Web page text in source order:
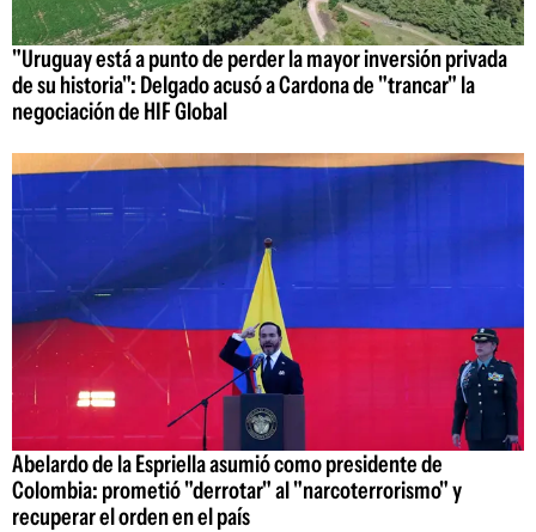
"Uruguay está a punto de perder la mayor inversión privada
de su historia": Delgado acusó a Cardona de "trancar" la
negociación de HIF Global
Abelardo de la Espriella asumió como presidente de
Colombia: prometió "derrotar" al "narcoterrorismo" y
recuperar el orden en el país